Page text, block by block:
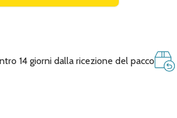
14 giorni dalla ricezione del pacco